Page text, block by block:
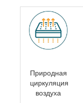
Природная
циркуляция
воздуха